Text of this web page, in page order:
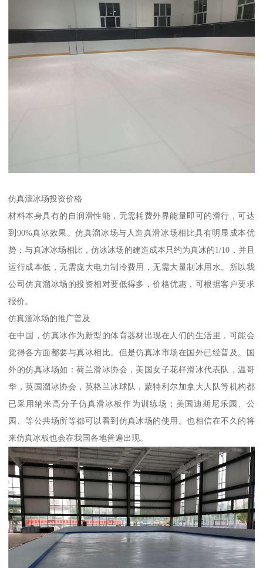
仿真溜冰场投资价格
材料本身具有的自润滑性能，无需耗费外界能量即可的滑行，可达
到90%真冰效果。仿真溜冰场与人造真滑冰场相比具有明显成本优
势：与真冰冰场相比，仿冰冰场的建造成本只约为真冰的1/10，并且
运行成本低，无需庞大电力制冷费用，无需大量制冰用水。所以我
公司仿真溜冰场的投资相对要低得多，价格优惠，可根据客户要求
报价。
仿真溜冰场的推广普及
在中国，仿真冰作为新型的体育器材出现在人们的生活里，可能会
觉得各方面都要与真冰相比。但是仿真冰市场在国外已经普及。国
外的仿真冰场如：荷兰滑冰协会，美国女子花样滑冰代表队，温哥
华，英国溜冰协会，英格兰冰球队，蒙特利尔加拿大人队等机构都
已采用纳米高分子仿真滑冰板作为训练场；美国迪斯尼乐园、公
园、等公共场所等都可以看到仿真冰场的使用。也相信在不久的将
来仿真冰板也会在我国各地普遍出现。